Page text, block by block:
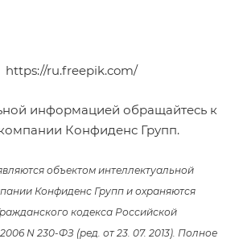
https://ru.freepik.com/
информацией обращайтесь к
Конфиденс Групп.
объектом интеллектуальной
Конфиденс Групп и охраняются
кодекса Российской
N 230-ФЗ (ред. от 23. 07. 2013). Полное